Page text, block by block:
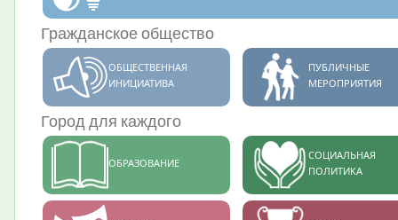
Гражданское общество
ОБЩЕСТВЕННАЯ
ИНИЦИАТИВА
ПУБЛИЧНЫЕ
МЕРОПРИЯТИЯ
Город для каждого
ОБРАЗОВАНИЕ
СОЦИАЛЬНАЯ
ПОЛИТИКА